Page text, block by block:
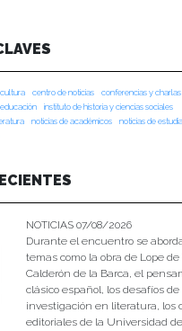
centro de noticias conferencias y charlas
instituto de historia y ciencias sociales
noticias de académicos
noticias de
NOTICIAS 07/08/2026
Durante el encuentro se
temas como la obra de Lope de
Calderón de la Barca, el
clásico español, los desafíos de
investigación en literatura, los
editoriales de la Universidad